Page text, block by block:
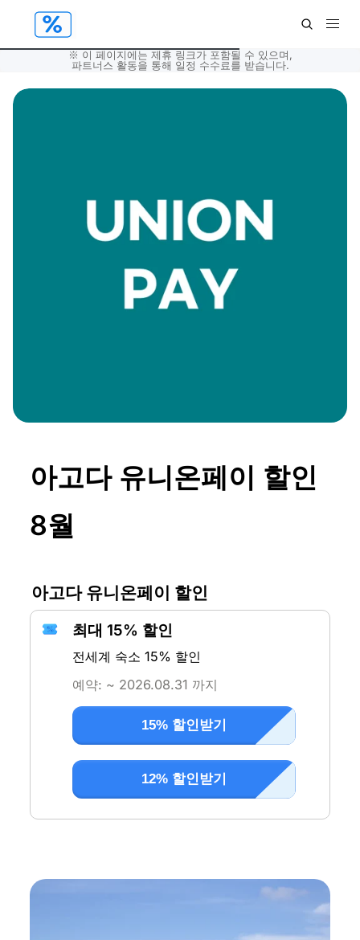
※ 이 페이지에는 제휴 링크가 포함될 수 있으며,
파트너스 활동을 통해 일정 수수료를 받습니다.
아고다 유니온페이 할인
8월
아고다 유니온페이 할인
최대 15% 할인
전세계 숙소 15% 할인
예약: ~ 2026.08.31 까지
15% 할인받기
12% 할인받기